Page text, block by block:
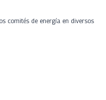
comités de energía en diversos